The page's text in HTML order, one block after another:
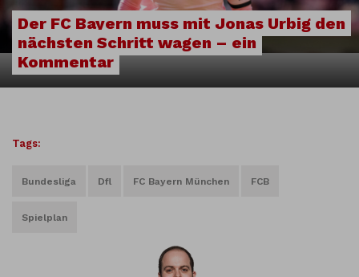
Der FC Bayern muss mit Jonas Urbig den
nächsten Schritt wagen – ein
Kommentar
Tags:
Bundesliga Dfl FC Bayern München FCB
Spielplan